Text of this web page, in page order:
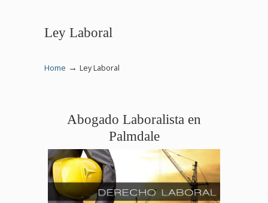
Ley Laboral
Home → Ley Laboral
Abogado Laboralista en
Palmdale